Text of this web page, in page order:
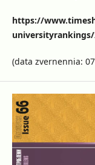
https://
(data zvernennia: